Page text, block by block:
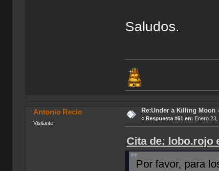
Saludos.
Antonio Recio
Visitante
Re:Under a Killing Moon
« Respuesta #61 en: Enero
Cita de: lobo.rojo
Por favor, para